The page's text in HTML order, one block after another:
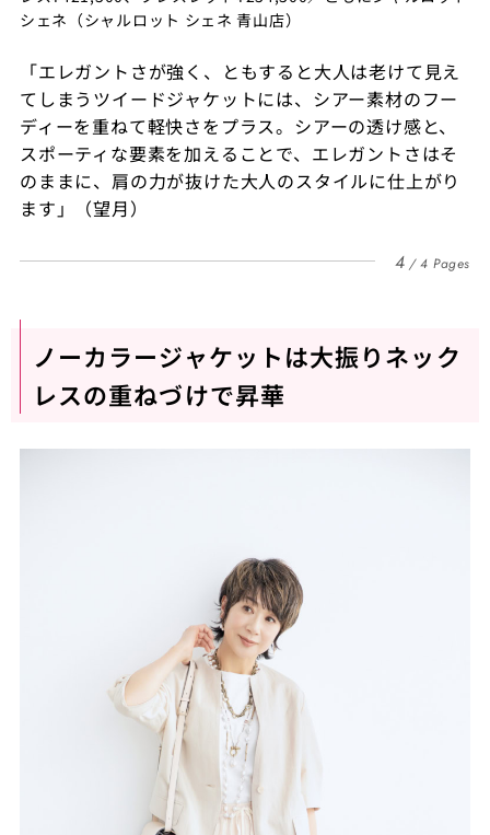
シェネ（シャルロット シェネ 青山店）
「エレガントさが強く、ともすると大人は老けて見え
てしまうツイードジャケットには、シアー素材のフー
ディーを重ねて軽快さをプラス。シアーの透け感と、
スポーティな要素を加えることで、エレガントさはそ
のままに、肩の力が抜けた大人のスタイルに仕上がり
ます」（望月）
4 4 Pages
ノーカラージャケットは大振りネック
レスの重ねづけで昇華